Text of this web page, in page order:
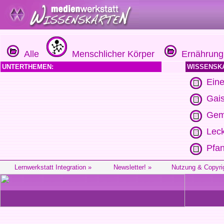
Alle Menschlicher Körper Ernährung
UNTERTHEMEN:
Lernwerkstatt Integration » Newsletter! » Nutzung &